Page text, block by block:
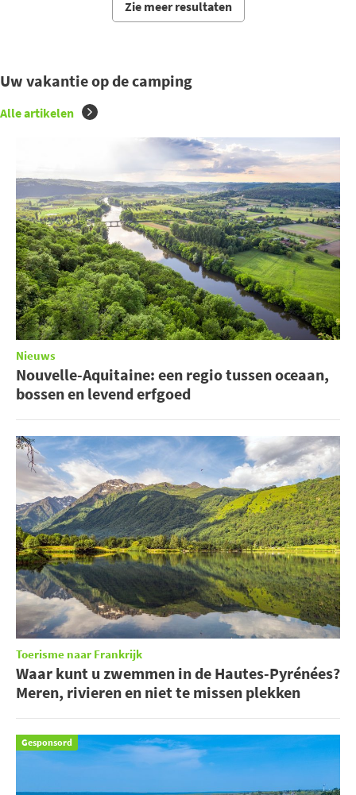
Zie meer resultaten
Uw vakantie op de camping
Alle artikelen
Nieuws
Nouvelle-Aquitaine: een regio tussen oceaan,
bossen en levend erfgoed
Toerisme naar Frankrijk
Waar kunt u zwemmen in de Hautes-Pyrénées?
Meren, rivieren en niet te missen plekken
Gesponsord